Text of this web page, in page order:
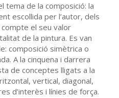
tema de la composició: la
escollida per l’autor, dels
el seu valor
de la pintura. Es van
composició simètrica o
A la cinquena i darrera
de conceptes lligats a la
vertical, diagonal,
d’interès i línies de força.